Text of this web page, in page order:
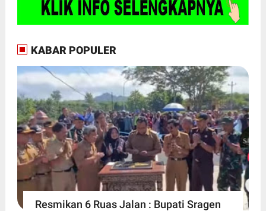
KABAR POPULER
Resmikan 6 Ruas Jalan : Bupati Sragen